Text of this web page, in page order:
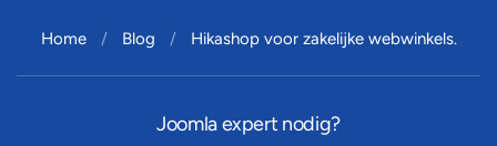
Home Blog Hikashop voor zakelijke webwinkels.
Joomla expert nodig?